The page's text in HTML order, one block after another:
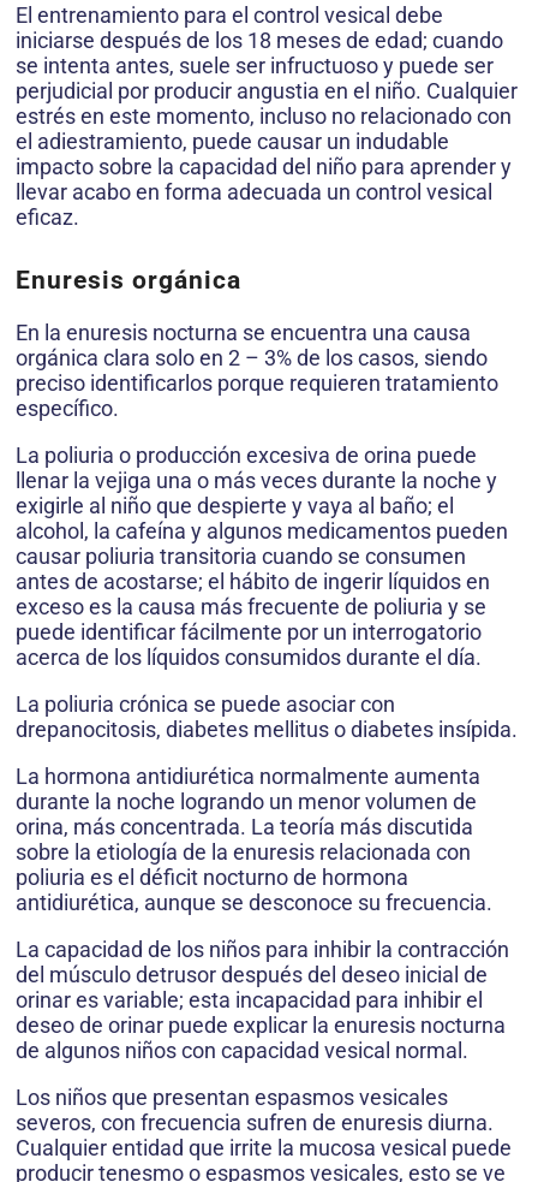
El entrenamiento para el control vesical debe
iniciarse después de los 18 meses de edad; cuando
se intenta antes, suele ser infructuoso y puede ser
perjudicial por producir angustia en el niño. Cualquier
estrés en este momento, incluso no relacionado con
el adiestramiento, puede causar un indudable
impacto sobre la capacidad del niño para aprender y
llevar acabo en forma adecuada un control vesical
eficaz.
Enuresis orgánica
En la enuresis nocturna se encuentra una causa
orgánica clara solo en 2 – 3% de los casos, siendo
preciso identificarlos porque requieren tratamiento
específico.
La poliuria o producción excesiva de orina puede
llenar la vejiga una o más veces durante la noche y
exigirle al niño que despierte y vaya al baño; el
alcohol, la cafeína y algunos medicamentos pueden
causar poliuria transitoria cuando se consumen
antes de acostarse; el hábito de ingerir líquidos en
exceso es la causa más frecuente de poliuria y se
puede identificar fácilmente por un interrogatorio
acerca de los líquidos consumidos durante el día.
La poliuria crónica se puede asociar con
drepanocitosis, diabetes mellitus o diabetes insípida.
La hormona antidiurética normalmente aumenta
durante la noche logrando un menor volumen de
orina, más concentrada. La teoría más discutida
sobre la etiología de la enuresis relacionada con
poliuria es el déficit nocturno de hormona
antidiurética, aunque se desconoce su frecuencia.
La capacidad de los niños para inhibir la contracción
del músculo detrusor después del deseo inicial de
orinar es variable; esta incapacidad para inhibir el
deseo de orinar puede explicar la enuresis nocturna
de algunos niños con capacidad vesical normal.
Los niños que presentan espasmos vesicales
severos, con frecuencia sufren de enuresis diurna.
Cualquier entidad que irrite la mucosa vesical puede
producir tenesmo o espasmos vesicales, esto se ve